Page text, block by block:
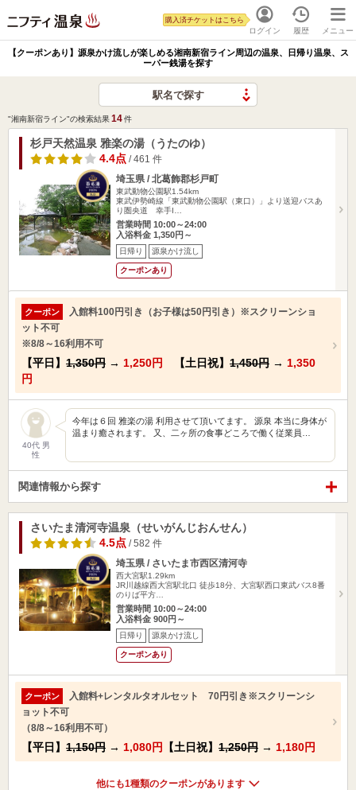
ログイン
購入済チケットはこちら
履歴 メニュー
【クーポンあり】源泉かけ流しが楽しめる湘南新宿ライン周辺の温泉、日帰り温泉、ス
ーパー銭湯を探す
駅名で探す
"湘南新宿ライン"の検索結果14件
杉戸天然温泉 雅楽の湯（うたのゆ）
4.4点 / 461 件
埼玉県 / 北葛飾郡杉戸町
東武動物公園駅1.54km
東武伊勢崎線「東武動物公園駅（東口）」より送迎バスあ
り圏央道 幸手I…
営業時間 10:00～24:00
入浴料金 1,350円～
日帰り 源泉かけ流し
クーポンあり
クーポン
入館料100円引き（お子様は50円引き）※スクリーンショ
ット不可
※8/8～16利用不可
【平日】 1,350円 → 1,250円 【土日祝】 1,450円 → 1,350
円
40代 男
性
今年は６回 雅楽の湯 利用させて頂いてます。 源泉 本当に身体が
温まり癒されます。 又、二ヶ所の食事どころで働く従業員…
関連情報から探す
さいたま清河寺温泉（せいがんじおんせん）
4.5点 / 582 件
埼玉県 / さいたま市西区清河寺
西大宮駅1.29km
JR川越線西大宮駅北口 徒歩18分、大宮駅西口東武バス8番
のりば平方…
営業時間 10:00～24:00
入浴料金 900円～
日帰り 源泉かけ流し
クーポンあり
クーポン
入館料+レンタルタオルセット 70円引き※スクリーンシ
ョット不可
（8/8～16利用不可）
【平日】 1,150円 → 1,080円 【土日祝】 1,250円 → 1,180円
他にも1種類のクーポンがあります